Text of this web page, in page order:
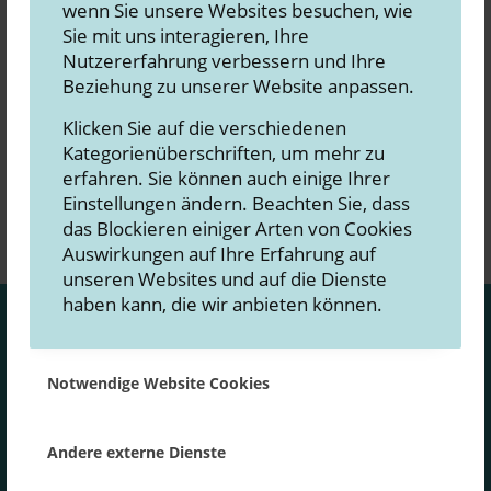
wenn Sie unsere Websites besuchen, wie
Sie mit uns interagieren, Ihre
Nutzererfahrung verbessern und Ihre
Beziehung zu unserer Website anpassen.
Klicken Sie auf die verschiedenen
Kategorienüberschriften, um mehr zu
erfahren. Sie können auch einige Ihrer
Einstellungen ändern. Beachten Sie, dass
das Blockieren einiger Arten von Cookies
Auswirkungen auf Ihre Erfahrung auf
unseren Websites und auf die Dienste
haben kann, die wir anbieten können.
Notwendige Website Cookies
Andere externe Dienste
Wir zei­gen Ihnen in unse­rem MarketingTYP3N
Quick Tipp, wie Sie auf Lin­ke­dIn ein kos­ten­lo­se
Stel­len­an­zei­ge aufgeben.
Wei­ter­le­sen
Marketing-
Update